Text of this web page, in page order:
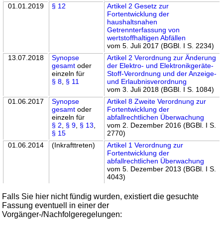
01.01.2019
§ 12
Artikel 2 Gesetz zur
Fortentwicklung der
haushaltsnahen
Getrennterfassung von
wertstoffhaltigen Abfällen
vom 5. Juli 2017 (BGBl. I S. 2234)
13.07.2018
Synopse
gesamt oder
einzeln für
§ 8 § 11
Artikel 2 Verordnung zur Änderung
der Elektro- und Elektronikgeräte-
Stoff-Verordnung und der Anzeige-
und Erlaubnisverordnung
vom 3. Juli 2018 (BGBl. I S. 1084)
01.06.2017
Synopse
gesamt oder
einzeln für
§ 2
§ 9 § 13
§ 15
Artikel 8 Zweite Verordnung zur
Fortentwicklung der
abfallrechtlichen Überwachung
vom 2. Dezember 2016 (BGBl. I S.
2770)
01.06.2014
(Inkrafttreten)
Artikel 1 Verordnung zur
Fortentwicklung der
abfallrechtlichen Überwachung
vom 5. Dezember 2013 (BGBl. I S.
4043)
Falls Sie hier nicht fündig wurden, existiert die gesuchte
Fassung eventuell in einer der
Vorgänger-/Nachfolgeregelungen: